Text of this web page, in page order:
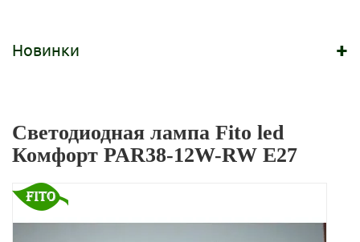
Новинки +
Светодиодная лампа Fito led
Комфорт PAR38-12W-RW Е27